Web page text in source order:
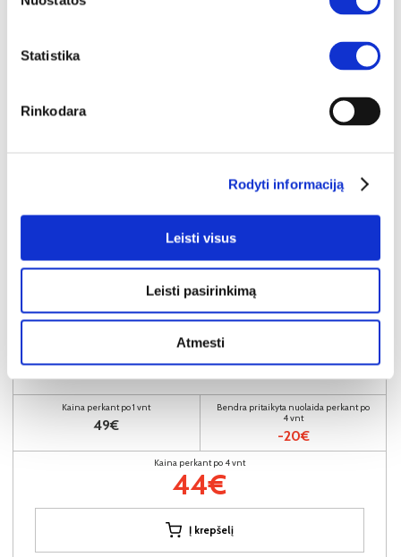
Statistika
Rinkodara
Rodyti informaciją
Leisti visus
Leisti pasirinkimą
Atmesti
YRA SANDĖLYJE
KATARINA (III gr.) kėdė (Perfect Harmony-04)
Kaina perkant po 1 vnt
49€
Bendra pritaikyta nuolaida perkant po
4 vnt
-20€
Kaina perkant po 4 vnt
44€
Į krepšelį